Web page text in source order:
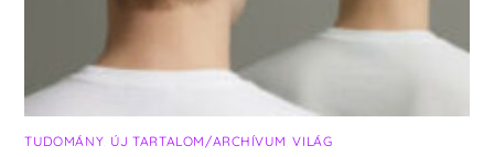
TUDOMÁNY ÚJ TARTALOM/ARCHÍVUM ,VILÁG